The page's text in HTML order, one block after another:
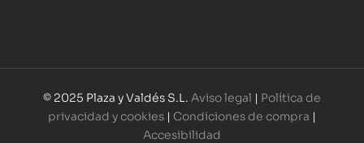
© 2025 Plaza y Valdés S.L. Aviso legal | Política de
privacidad y cookies | Condiciones de compra |
Accesibilidad